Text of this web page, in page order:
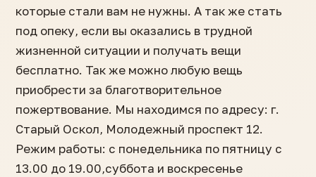
которые стали вам не нужны. А так же стать
под опеку, если вы оказались в трудной
жизненной ситуации и получать вещи
бесплатно. Так же можно любую вещь
приобрести за благотворительное
пожертвование. Мы находимся по адресу: г.
Старый Оскол, Молодежный проспект 12.
Режим работы: с понедельника по пятницу с
13.00 до 19.00,суббота и воскресенье